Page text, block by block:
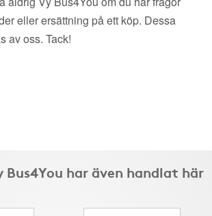
eller ersättning på ett köp. Dessa
av oss. Tack!
har även handlat här